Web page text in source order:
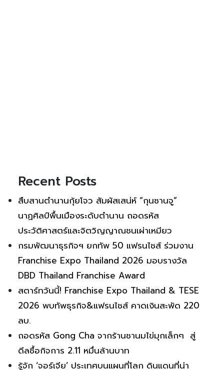
Recent Posts
สืบสานตำนานกุ้ยโจว สัมผัสเสน่ห์ “กุนซานจู”
นาฏศิลป์พื้นเมืองระดับตำนาน ถอดรหัส
ประวัติศาสตร์และจิตวิญญาณชนเผ่าเหมียว
กรมพัฒนาธุรกิจฯ ยกทัพ 50 แฟรนไชส์ ร่วมงาน
Franchise Expo Thailand 2026 มอบรางวัล
DBD Thailand Franchise Award
สตาร์ทวันนี้! Franchise Expo Thailand & TESE
2026 พบทัพธุรกิจ&แฟรนไชส์ คาดเงินสะพัด 220
ลบ.
ถอดรหัส Gong Cha จากร้านชานมไข่มุกเล็กๆ สู่
ดีลซื้อกิจการ 2.11 หมื่นล้านบาท
รู้จัก ‘จอร์เจีย’ ประเทศบนแผนที่โลก ดินแดนที่น่า